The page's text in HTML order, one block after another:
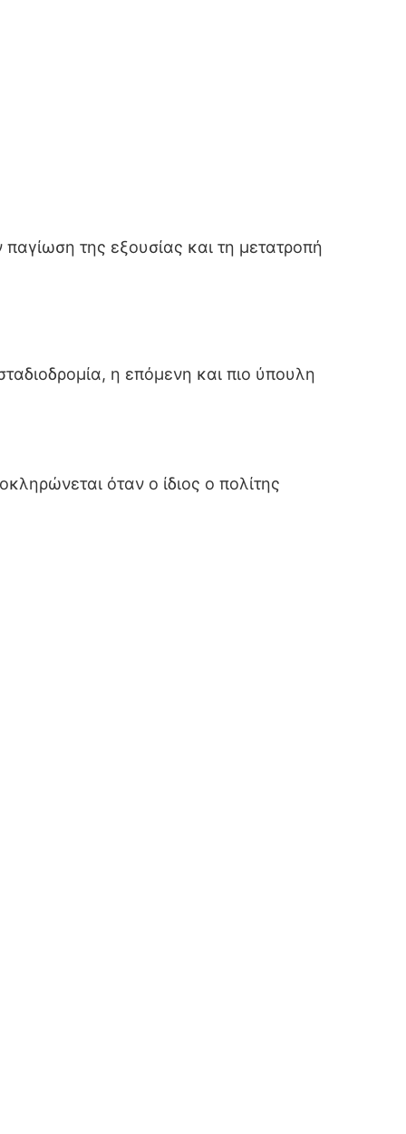
της εξουσίας και τη μετατροπή
η επόμενη και πιο ύπουλη
όταν ο ίδιος ο πολίτης